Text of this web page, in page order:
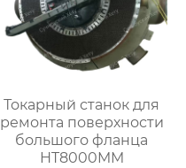
Токарный станок для
ремонта поверхности
большого фланца
HT8000MM